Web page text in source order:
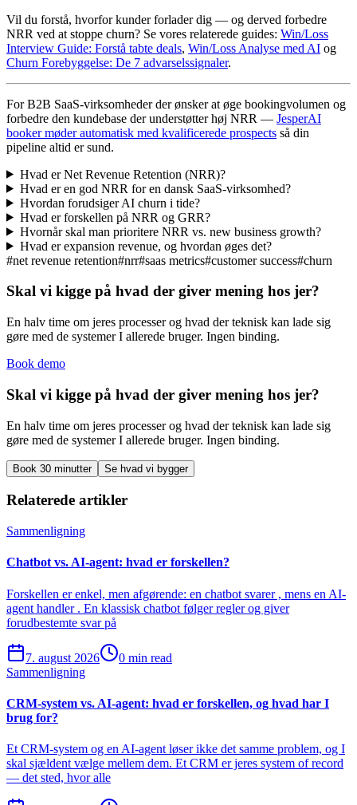
Vil du forstå, hvorfor kunder forlader dig — og derved forbedre
NRR ved at stoppe churn? Se vores relaterede guides: Win/Loss
Interview Guide: Forstå tabte deals, Win/Loss Analyse med AI og
Churn Forebyggelse: De 7 advarselssignaler.
For B2B SaaS-virksomheder der ønsker at øge bookingvolumen og
forbedre den kundebase der understøtter høj NRR — JesperAI
booker møder automatisk med kvalificerede prospects så din
pipeline altid er sund.
Hvad er Net Revenue Retention (NRR)?
Hvad er en god NRR for en dansk SaaS-virksomhed?
Hvordan forudsiger AI churn i tide?
Hvad er forskellen på NRR og GRR?
Hvornår skal man prioritere NRR vs. new business growth?
Hvad er expansion revenue, og hvordan øges det?
#net revenue retention#nrr#saas metrics#customer success#churn
Skal vi kigge på hvad der giver mening hos jer?
En halv time om jeres processer og hvad der teknisk kan lade sig
gøre med de systemer I allerede bruger. Ingen binding.
Book demo
Skal vi kigge på hvad der giver mening hos jer?
En halv time om jeres processer og hvad der teknisk kan lade sig
gøre med de systemer I allerede bruger. Ingen binding.
Book 30 minutter Se hvad vi bygger
Relaterede artikler
Sammenligning
Chatbot vs. AI-agent: hvad er forskellen?
Forskellen er enkel, men afgørende: en chatbot svarer , mens en AI-
agent handler . En klassisk chatbot følger regler og giver
forudbestemte svar på
7. august 2026
0 min read
Sammenligning
CRM-system vs. AI-agent: hvad er forskellen, og hvad har I
brug for?
Et CRM-system og en AI-agent løser ikke det samme problem, og I
skal sjældent vælge mellem dem. Et CRM er jeres system of record
— det sted, hvor alle